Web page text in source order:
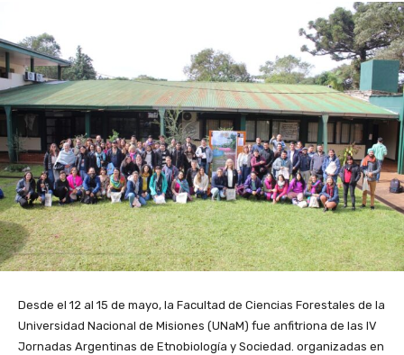
Desde el 12 al 15 de mayo, la Facultad de Ciencias Forestales de la
Universidad Nacional de Misiones (UNaM) fue anfitriona de las IV
Jornadas Argentinas de Etnobiología y Sociedad. organizadas en